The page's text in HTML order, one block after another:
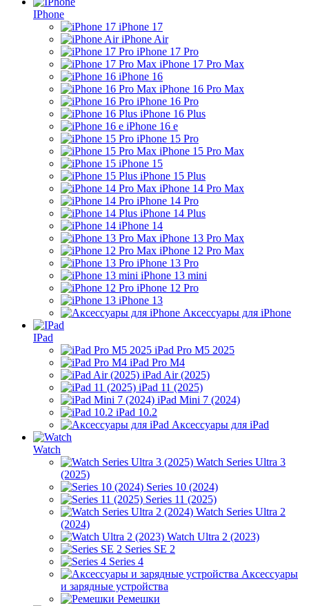
IPhone
iPhone 17
iPhone Air
iPhone 17 Pro
iPhone 17 Pro Max
iPhone 16
iPhone 16 Pro Max
iPhone 16 Pro
iPhone 16 Plus
iPhone 16 e
iPhone 15 Pro
iPhone 15 Pro Max
iPhone 15
iPhone 15 Plus
iPhone 14 Pro Max
iPhone 14 Pro
iPhone 14 Plus
iPhone 14
iPhone 13 Pro Max
iPhone 12 Pro Max
iPhone 13 Pro
iPhone 13 mini
iPhone 12 Pro
iPhone 13
Аксессуары для iPhone
IPad
iPad Pro M5 2025
iPad Pro M4
iPad Air (2025)
iPad 11 (2025)
iPad Mini 7 (2024)
iPad 10.2
Аксессуары для iPad
Watch
Watch Series Ultra 3
(2025)
Series 10 (2024)
Series 11 (2025)
Watch Series Ultra 2
(2024)
Watch Ultra 2 (2023)
Series SE 2
Series 4
Аксессуары
и зарядные устройства
Ремешки